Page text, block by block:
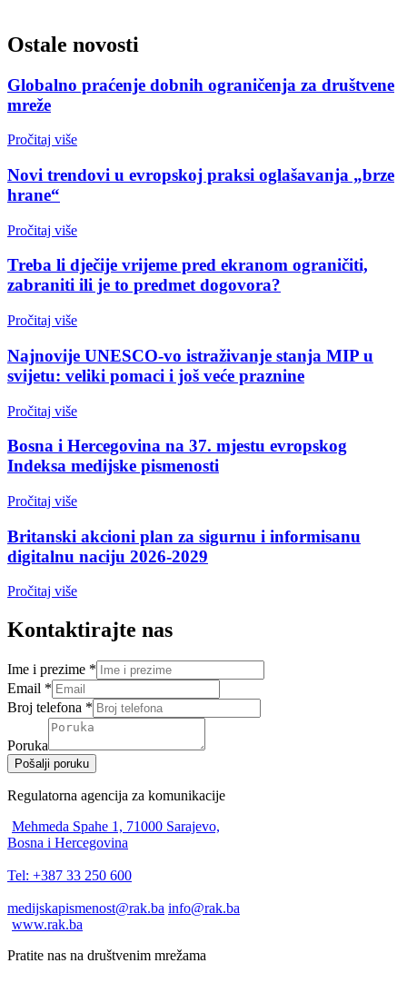
Ostale novosti
Globalno praćenje dobnih ograničenja za društvene
mreže
Pročitaj više
Novi trendovi u evropskoj praksi oglašavanja „brze
hrane“
Pročitaj više
Treba li dječije vrijeme pred ekranom ograničiti,
zabraniti ili je to predmet dogovora?
Pročitaj više
Najnovije UNESCO-vo istraživanje stanja MIP u
svijetu: veliki pomaci i još veće praznine
Pročitaj više
Bosna i Hercegovina na 37. mjestu evropskog
Indeksa medijske pismenosti
Pročitaj više
Britanski akcioni plan za sigurnu i informisanu
digitalnu naciju 2026-2029
Pročitaj više
Kontaktirajte nas
Ime i prezime *
Email *
Broj telefona *
Poruka
Pošalji poruku
Regulatorna agencija za komunikacije
Mehmeda Spahe 1, 71000 Sarajevo,
Bosna i Hercegovina
Tel: +387 33 250 600
medijskapismenost@rak.ba info@rak.ba
www.rak.ba
Pratite nas na društvenim mrežama